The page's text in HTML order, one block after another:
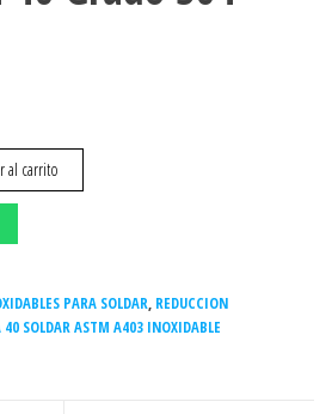
al carrito
PARA SOLDAR, REDUCCION
SOLDAR ASTM A403 INOXIDABLE